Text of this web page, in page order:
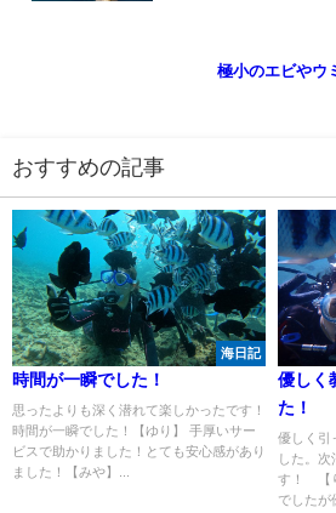
極小のエビやウ
おすすめの記事
海日記
時間が一瞬でした！
思ったよりも深く潜れて楽しかったです！
時間が一瞬でした！【ゆり】 手厚いサー
ビスで助かりました！とても安心感があり
ました！【みや】...
優しく
た！
優しく引
した。
す！ 【
でしたが